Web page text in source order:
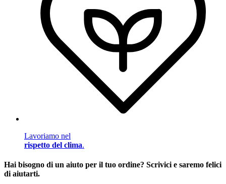
Lavoriamo nel
rispetto del clima.
Hai bisogno di un aiuto per il tuo ordine? Scrivici e saremo felici
di aiutarti.